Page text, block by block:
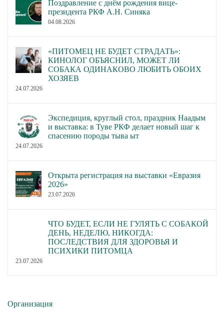
Поздравление с днём рождения вице-
президента РКФ А.Н. Синяка
04.08.2026
«ПИТОМЕЦ НЕ БУДЕТ СТРАДАТЬ»:
КИНОЛОГ ОБЪЯСНИЛ, МОЖЕТ ЛИ
СОБАКА ОДИНАКОВО ЛЮБИТЬ ОБОИХ
ХОЗЯЕВ
24.07.2026
Экспедиция, круглый стол, праздник Наадым
и выставка: в Туве РКФ делает новый шаг к
спасению породы тыва ыт
24.07.2026
Открыта регистрация на выставки «Евразия
2026»
23.07.2026
ЧТО БУДЕТ, ЕСЛИ НЕ ГУЛЯТЬ С СОБАКОЙ
ДЕНЬ, НЕДЕЛЮ, НИКОГДА:
ПОСЛЕДСТВИЯ ДЛЯ ЗДОРОВЬЯ И
ПСИХИКИ ПИТОМЦА
23.07.2026
Организация